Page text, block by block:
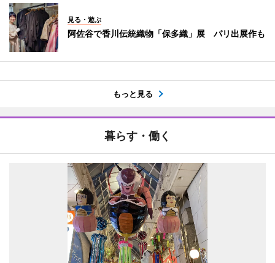
見る・遊ぶ
阿佐谷で香川伝統織物「保多織」展 パリ出展作も
もっと見る
暮らす・働く